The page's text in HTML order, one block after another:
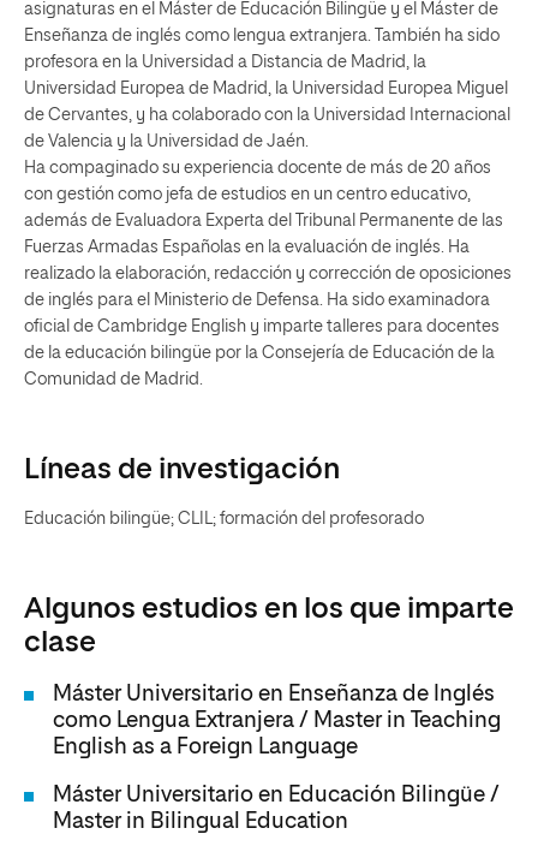
asignaturas en el Máster de Educación Bilingüe y el Máster de
Enseñanza de inglés como lengua extranjera. También ha sido
profesora en la Universidad a Distancia de Madrid, la
Universidad Europea de Madrid, la Universidad Europea Miguel
de Cervantes, y ha colaborado con la Universidad Internacional
de Valencia y la Universidad de Jaén.
Ha compaginado su experiencia docente de más de 20 años
con gestión como jefa de estudios en un centro educativo,
además de Evaluadora Experta del Tribunal Permanente de las
Fuerzas Armadas Españolas en la evaluación de inglés. Ha
realizado la elaboración, redacción y corrección de oposiciones
de inglés para el Ministerio de Defensa. Ha sido examinadora
oficial de Cambridge English y imparte talleres para docentes
de la educación bilingüe por la Consejería de Educación de la
Comunidad de Madrid.
Líneas de investigación
Educación bilingüe; CLIL; formación del profesorado
Algunos estudios en los que imparte
clase
Máster Universitario en Enseñanza de Inglés
como Lengua Extranjera / Master in Teaching
English as a Foreign Language
Máster Universitario en Educación Bilingüe /
Master in Bilingual Education